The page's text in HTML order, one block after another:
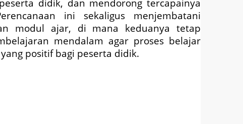
didik, dan mendorong tercapainya
ini sekaligus menjembatani
modul ajar, di mana keduanya tetap
mendalam agar proses belajar
positif bagi peserta didik.